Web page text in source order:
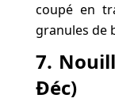
coupé en
granules de
7.
Đéc)